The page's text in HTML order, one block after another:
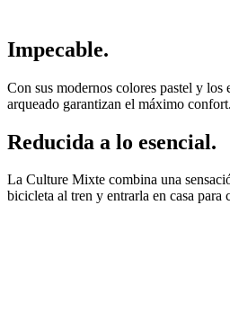
Impecable.
Con sus modernos colores pastel y
arqueado garantizan el máximo
Reducida a lo esencial.
La Culture Mixte combina una
bicicleta al tren y entrarla en casa